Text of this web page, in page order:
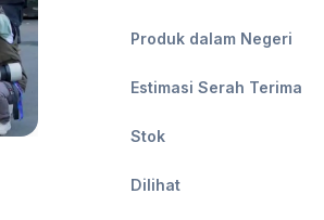
Produk dalam Negeri
Estimasi Serah Terima
Stok
Dilihat